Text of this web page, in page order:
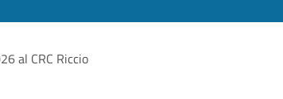
al CRC Riccio